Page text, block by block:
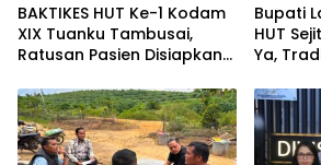
BAKTIKES HUT Ke-1 Kodam
XIX Tuanku Tambusai,
Ratusan Pasien Disiapkan
Bupati
HUT
Ya,